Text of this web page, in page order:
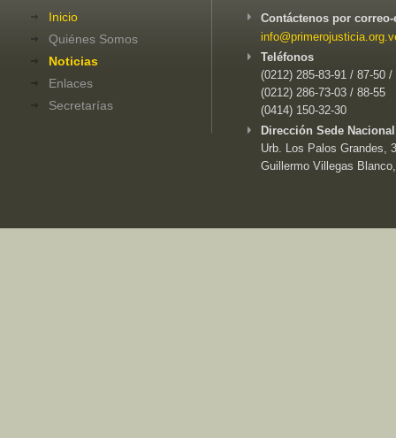
Inicio
Quiénes Somos
Noticias
Enlaces
Secretarías
Contáctenos por
Teléfonos
(0212) 285-83-91 / 87-50 /
(0212) 286-73-03 / 88-55
(0414) 150-32-30
Dirección Sede
Urb. Los Palos Grandes,
Guillermo Villegas